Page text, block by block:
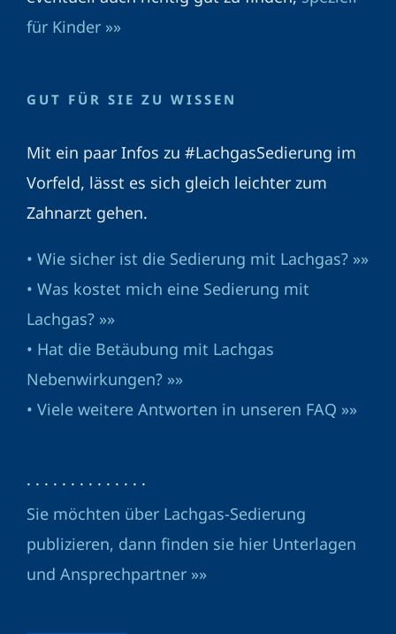
für Kinder »»
GUT FÜR SIE ZU WISSEN
Mit ein paar Infos zu #LachgasSedierung im
Vorfeld, lässt es sich gleich leichter zum
Zahnarzt gehen.
• Wie sicher ist die Sedierung mit Lachgas? »»
• Was kostet mich eine Sedierung mit
Lachgas? »»
• Hat die Betäubung mit Lachgas
Nebenwirkungen? »»
• Viele weitere Antworten in unseren FAQ »»
· · · · · · · · · · · · · ·
Sie möchten über Lachgas-Sedierung
publizieren, dann finden sie hier Unterlagen
und Ansprechpartner »»